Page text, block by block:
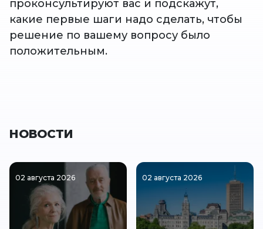
проконсультируют вас и подскажут,
какие первые шаги надо сделать, чтобы
решение по вашему вопросу было
положительным.
НОВОСТИ
02 августа 2026 02 августа 2026